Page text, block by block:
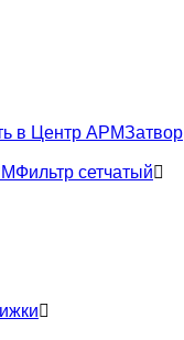
Затвор
Фильтр сетчатый